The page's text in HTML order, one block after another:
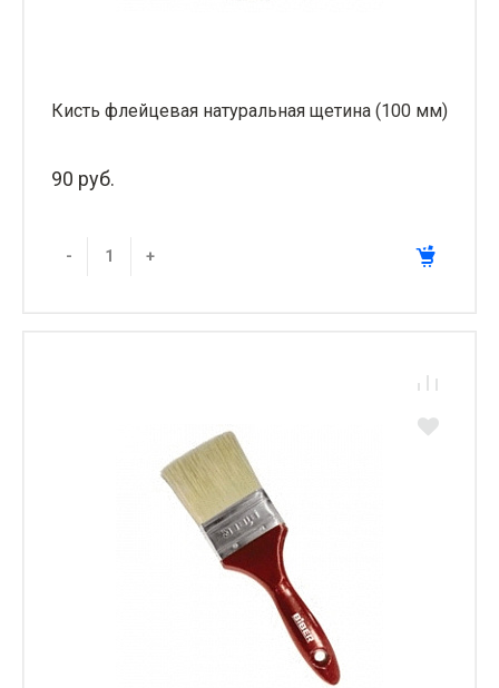
Кисть флейцевая натуральная щетина (100 мм)
90 руб.
- +